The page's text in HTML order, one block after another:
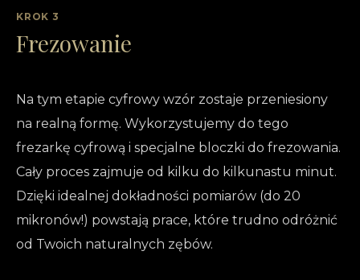
KROK 3
Frezowanie
Na tym etapie cyfrowy wzór zostaje przeniesiony
na realną formę. Wykorzystujemy do tego
frezarkę cyfrową i specjalne bloczki do frezowania.
Cały proces zajmuje od kilku do kilkunastu minut.
Dzięki idealnej dokładności pomiarów (do 20
mikronów!) powstają prace, które trudno odróżnić
od Twoich naturalnych zębów.